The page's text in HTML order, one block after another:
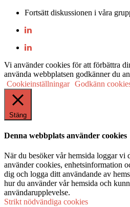
Fortsätt diskussionen i våra
Vi använder cookies för att förbättra
använda webbplatsen godkänner du
Cookieinställningar Godkänn
Stäng
Denna webbplats använder cookies
När du besöker vår hemsida loggar vi
använder cookies, enhetsinformation
dig och logga ditt användande av
hur du använder vår hemsida och
användarupplevelse.
Strikt nödvändiga cookies